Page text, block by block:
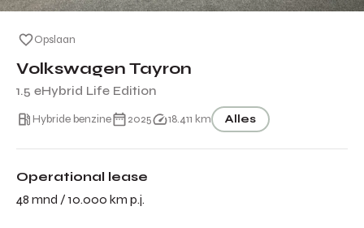
Opslaan
Volkswagen Tayron
1.5 eHybrid Life Edition
Hybride benzine 2025 18.411 km Alles
Operational lease
48 mnd / 10.000 km p.j.